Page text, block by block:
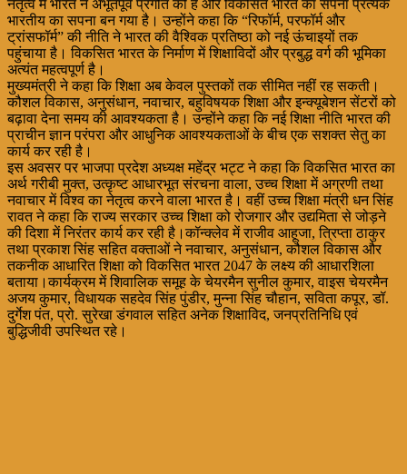
नेतृत्व में भारत ने अभूतपूर्व प्रगति की है और विकसित भारत का सपना प्रत्येक
भारतीय का सपना बन गया है। उन्होंने कहा कि “रिफॉर्म, परफॉर्म और
ट्रांसफॉर्म” की नीति ने भारत की वैश्विक प्रतिष्ठा को नई ऊंचाइयों तक
पहुंचाया है। विकसित भारत के निर्माण में शिक्षाविदों और प्रबुद्ध वर्ग की भूमिका
अत्यंत महत्वपूर्ण है।
मुख्यमंत्री ने कहा कि शिक्षा अब केवल पुस्तकों तक सीमित नहीं रह सकती।
कौशल विकास, अनुसंधान, नवाचार, बहुविषयक शिक्षा और इन्क्यूबेशन सेंटरों को
बढ़ावा देना समय की आवश्यकता है। उन्होंने कहा कि नई शिक्षा नीति भारत की
प्राचीन ज्ञान परंपरा और आधुनिक आवश्यकताओं के बीच एक सशक्त सेतु का
कार्य कर रही है।
इस अवसर पर भाजपा प्रदेश अध्यक्ष महेंद्र भट्ट ने कहा कि विकसित भारत का
अर्थ गरीबी मुक्त, उत्कृष्ट आधारभूत संरचना वाला, उच्च शिक्षा में अग्रणी तथा
नवाचार में विश्व का नेतृत्व करने वाला भारत है। वहीं उच्च शिक्षा मंत्री धन सिंह
रावत ने कहा कि राज्य सरकार उच्च शिक्षा को रोजगार और उद्यमिता से जोड़ने
की दिशा में निरंतर कार्य कर रही है।कॉन्क्लेव में राजीव आहूजा, त्रिप्ता ठाकुर
तथा प्रकाश सिंह सहित वक्ताओं ने नवाचार, अनुसंधान, कौशल विकास और
तकनीक आधारित शिक्षा को विकसित भारत 2047 के लक्ष्य की आधारशिला
बताया।कार्यक्रम में शिवालिक समूह के चेयरमैन सुनील कुमार, वाइस चेयरमैन
अजय कुमार, विधायक सहदेव सिंह पुंडीर, मुन्ना सिंह चौहान, सविता कपूर, डॉ.
दुर्गेश पंत, प्रो. सुरेखा डंगवाल सहित अनेक शिक्षाविद, जनप्रतिनिधि एवं
बुद्धिजीवी उपस्थित रहे।